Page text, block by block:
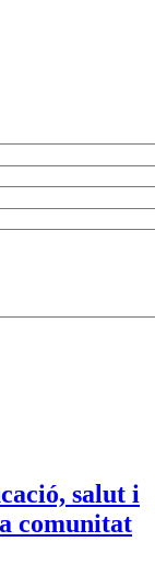
salut i
comunitat